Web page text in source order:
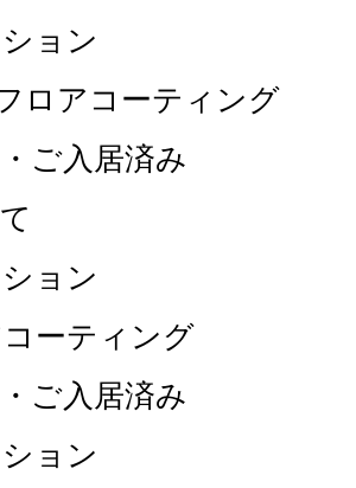
ョン
ロアコーティング
ご入居済み
ョン
ーティング
ご入居済み
ョン